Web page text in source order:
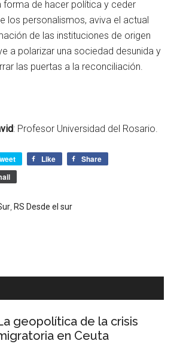
forma de hacer política y ceder
los personalismos, aviva el actual
de las instituciones de origen
a polarizar una sociedad desunida y
las puertas a la reconciliación.
: Profesor Universidad del Rosario.
Like
Share
RS Desde el sur
geopolítica de la crisis
en Ceuta